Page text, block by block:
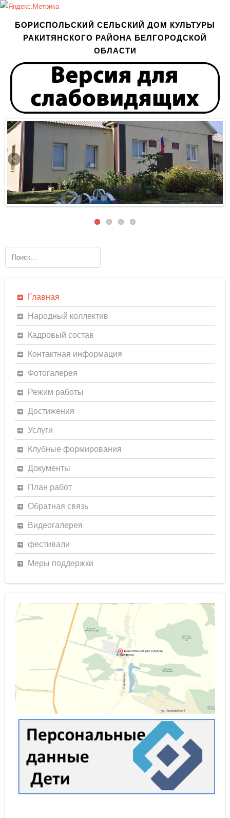
БОРИСПОЛЬСКИЙ СЕЛЬСКИЙ ДОМ КУЛЬТУРЫ
РАКИТЯНСКОГО РАЙОНА БЕЛГОРОДСКОЙ
ОБЛАСТИ
Главная
Народный коллектив
Кадровый состав
Контактная информация
Фотогалерея
Режим работы
Достижения
Услуги
Клубные формирования
Документы
План работ
Обратная связь
Видеогалерея
фестивали
Меры поддержки